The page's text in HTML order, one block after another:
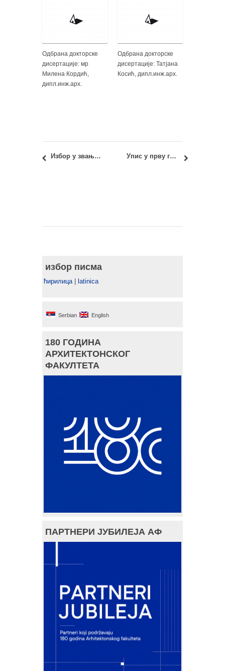
Одбрана докторске
дисертације: мр
Милена Кордић,
дипл.инж.арх.
Одбрана докторске
дисертације: Татјана
Косић, дипл.инж.арх.
Избор у звање доцента: Ивица Николић, дипл.инж.арх. Упис у прву годину МАС 2017/18: Коначна одлука Декана и КОНАЧНЕ РАНГ ЛИСТЕ
избор писма
ћирилица| latinica
Serbian English
180 ГОДИНА
АРХИТЕКТОНСКОГ
ФАКУЛТЕТА
ПАРТНЕРИ ЈУБИЛЕЈА АФ